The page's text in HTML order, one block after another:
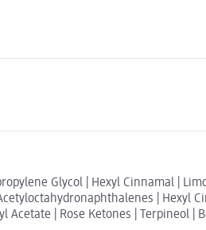
Glycol | Hexyl Cinnamal |
| Hexyl
| Rose Ketones |